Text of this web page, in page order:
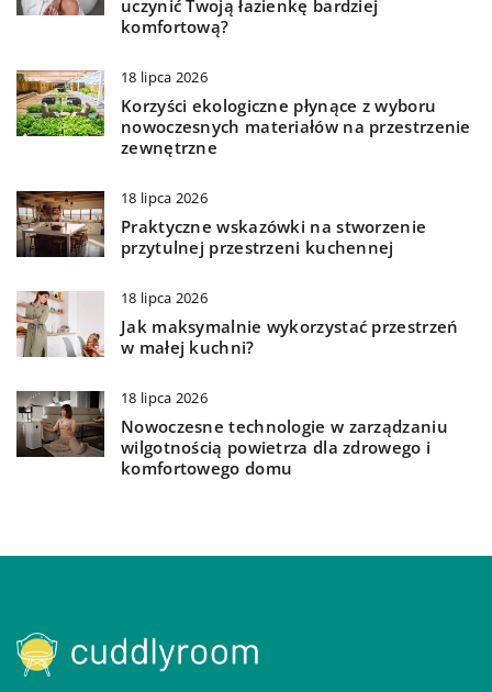
uczynić Twoją łazienkę bardziej
komfortową?
18 lipca 2026
Korzyści ekologiczne płynące z wyboru
nowoczesnych materiałów na przestrzenie
zewnętrzne
18 lipca 2026
Praktyczne wskazówki na stworzenie
przytulnej przestrzeni kuchennej
18 lipca 2026
Jak maksymalnie wykorzystać przestrzeń
w małej kuchni?
18 lipca 2026
Nowoczesne technologie w zarządzaniu
wilgotnością powietrza dla zdrowego i
komfortowego domu